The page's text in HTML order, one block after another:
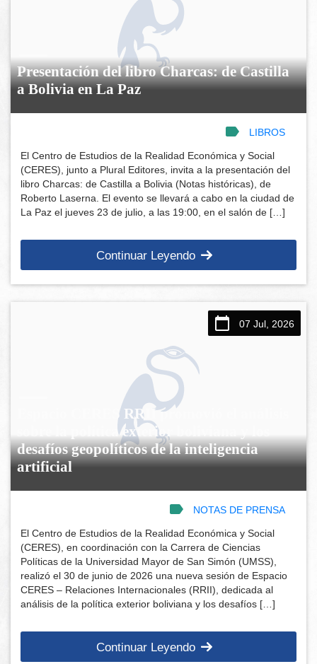
Presentación del libro Charcas: de Castilla
a Bolivia en La Paz
LIBROS
El Centro de Estudios de la Realidad Económica y Social
(CERES), junto a Plural Editores, invita a la presentación del
libro Charcas: de Castilla a Bolivia (Notas históricas), de
Roberto Laserna. El evento se llevará a cabo en la ciudad de
La Paz el jueves 23 de julio, a las 19:00, en el salón de […]
Continuar Leyendo
07 Jul, 2026
Espacio CERES RRII promovió el análisis
sobre la política exterior boliviana y los
desafíos geopolíticos de la inteligencia
artificial
NOTAS DE PRENSA
El Centro de Estudios de la Realidad Económica y Social
(CERES), en coordinación con la Carrera de Ciencias
Políticas de la Universidad Mayor de San Simón (UMSS),
realizó el 30 de junio de 2026 una nueva sesión de Espacio
CERES – Relaciones Internacionales (RRII), dedicada al
análisis de la política exterior boliviana y los desafíos […]
Continuar Leyendo